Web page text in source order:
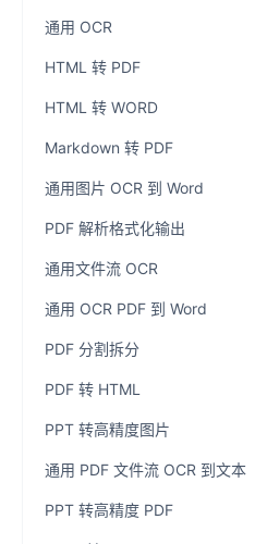
通用 OCR
HTML 转 PDF
HTML 转 WORD
Markdown 转 PDF
通用图片 OCR 到 Word
PDF 解析格式化输出
通用文件流 OCR
通用 OCR PDF 到 Word
PDF 分割拆分
PDF 转 HTML
PPT 转高精度图片
通用 PDF 文件流 OCR 到文本
PPT 转高精度 PDF